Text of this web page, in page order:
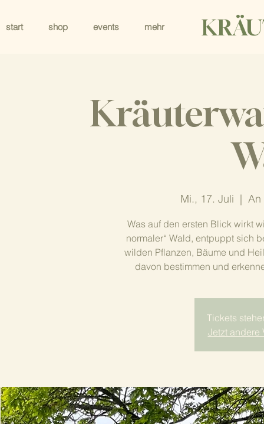
start shop events mehr
Mi., 17. Juli
  |
An
Was auf den ersten Blick wirkt
normaler“ Wald, entpuppt sich
wilden Pflanzen, Bäume und
davon bestimmen und
Tickets
Jetzt andere